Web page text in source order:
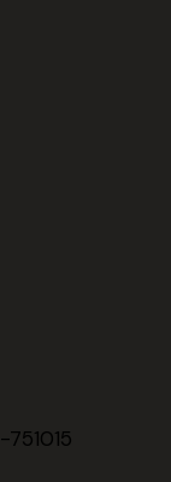
751015